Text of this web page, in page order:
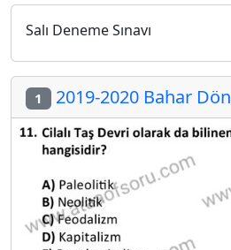
Salı Deneme Sınavı
1 2019-2020 Bahar